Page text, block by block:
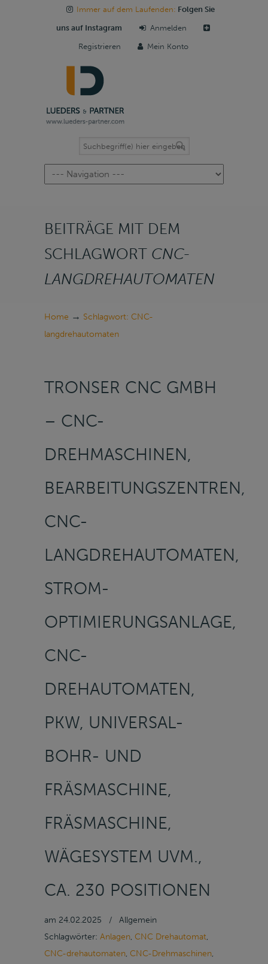
Immer auf dem Laufenden: Folgen Sie
uns auf Instagram Anmelden
Registrieren Mein Konto
Navigation
BEITRÄGE MIT DEM
SCHLAGWORT CNC-
LANGDREHAUTOMATEN
Home → Schlagwort: CNC-
langdrehautomaten
TRONSER CNC GMBH
– CNC-
DREHMASCHINEN,
BEARBEITUNGSZENTREN,
CNC-
LANGDREHAUTOMATEN,
STROM-
OPTIMIERUNGSANLAGE,
CNC-
DREHAUTOMATEN,
PKW, UNIVERSAL-
BOHR- UND
FRÄSMASCHINE,
FRÄSMASCHINE,
WÄGESYSTEM UVM.,
CA. 230 POSITIONEN
am 24.02.2025 /
Allgemein
Schlagwörter: Anlagen, CNC Drehautomat,
CNC-drehautomaten, CNC-Drehmaschinen,